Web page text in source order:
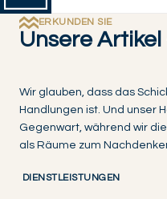
MIRABAUD INVESTMENTS
MIRABAUD-GRUPPE
SERVICES
ERKUNDEN SIE
Unsere
Wir glauben, dass das
Handlungen ist. Und unser
Gegenwart, während wir
als Räume zum
DIENSTLEISTUNGEN